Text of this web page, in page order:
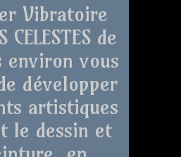
Vibratoire
CELESTES de
environ vous
développer
artistiques
le dessin et